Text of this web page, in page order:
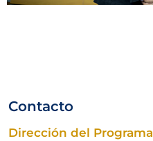
Contacto
Dirección del Programa